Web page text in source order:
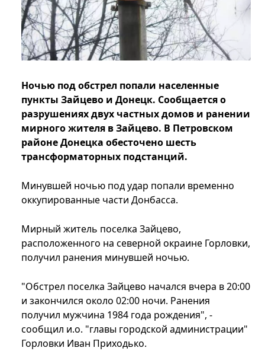
Ночью под обстрел попали населенные
пункты Зайцево и Донецк. Сообщается о
разрушениях двух частных домов и ранении
мирного жителя в Зайцево. В Петровском
районе Донецка обесточено шесть
трансформаторных подстанций.
Минувшей ночью под удар попали временно
оккупированные части Донбасса.
Мирный житель поселка Зайцево,
расположенного на северной окраине Горловки,
получил ранения минувшей ночью.
"Обстрел поселка Зайцево начался вчера в 20:00
и закончился около 02:00 ночи. Ранения
получил мужчина 1984 года рождения", -
сообщил и.о. "главы городской администрации"
Горловки Иван Приходько.